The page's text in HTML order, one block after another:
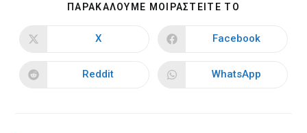
ΠΑΡΑΚΑΛΟΥΜΕ ΜΟΙΡΑΣΤΕΙΤΕ ΤΟ
CONTENT
Opens
new
window
X
Opens
new
window
Facebook
Opens
Reddit
Opens
WhatsApp